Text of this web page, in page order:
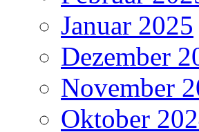
Januar 2025
Dezember
November
Oktober